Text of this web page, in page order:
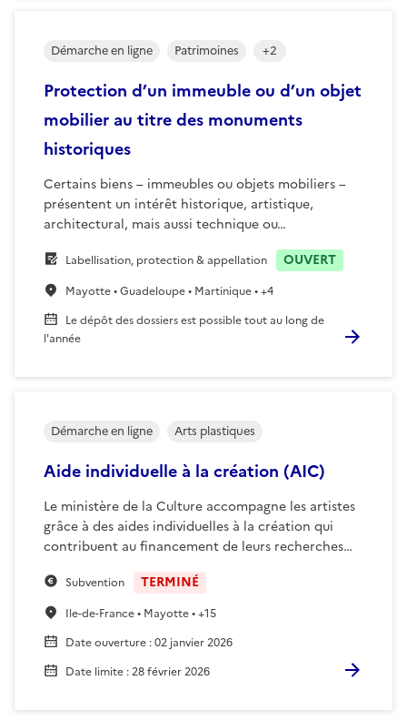
Protection d’un immeuble ou d’un objet
mobilier au titre des monuments
historiques
Certains biens – immeubles ou objets mobiliers –
présentent un intérêt historique, artistique,
architectural, mais aussi technique ou…
Démarche en ligne Patrimoines +2
Labellisation, protection & appellation OUVERT
Mayotte • Guadeloupe • Martinique • +4
Le dépôt des dossiers est possible tout au long de
l'année
Aide individuelle à la création (AIC)
Le ministère de la Culture accompagne les artistes
grâce à des aides individuelles à la création qui
contribuent au financement de leurs recherches…
Démarche en ligne Arts plastiques
Subvention TERMINÉ
Ile-de-France • Mayotte • +15
Date ouverture :02 janvier 2026
Date limite :28 février 2026